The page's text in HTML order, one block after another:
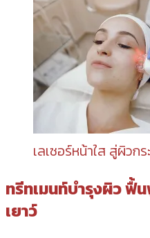
เลเซอร์หน้าใส สู่ผิวก
ทรีทเมนท์บำรุงผิว ฟื้
เยาว์